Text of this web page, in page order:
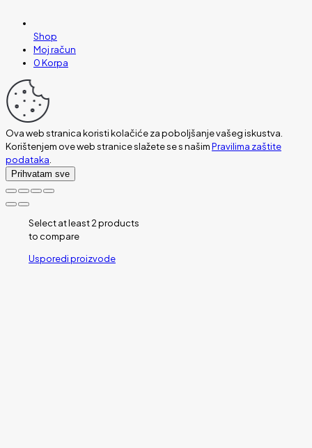
Shop
Moj račun
0Korpa
Ova web stranica koristi kolačiće za poboljšanje vašeg iskustva.
Korištenjem ove web stranice slažete se s našimPravilima zaštite
podataka.
Prihvatam sve
Select at least 2 products
to compare
Usporedi proizvode